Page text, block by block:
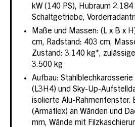
kW (140 PS), Hubraum 2.184
Schaltgetriebe,
Maße und Massen: (L x B x
cm, Radstand: 403 cm,
Zustand: 3.140 kg*,
3.500 kg
Aufbau:
(L3H4) und Sky-Up-
isolierte Alu-Rahmenfenster.
(Armaflex) an Wänden und
mm, Wände mit